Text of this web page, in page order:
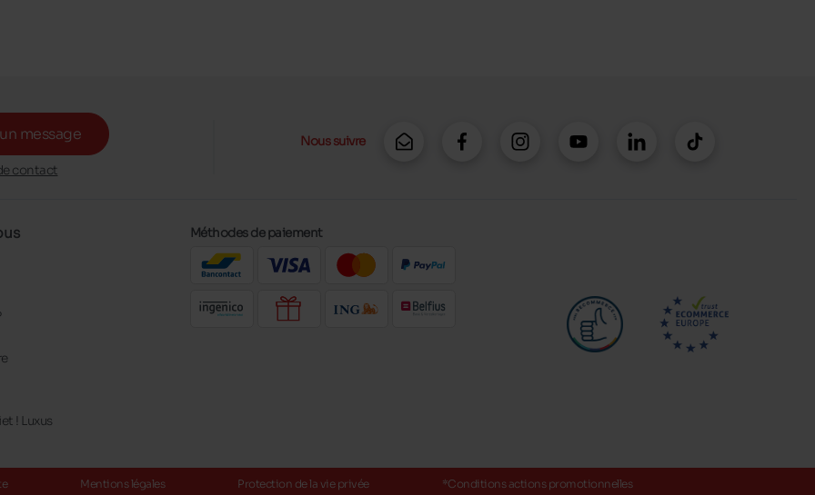
message
contact
Nous suivre
! Luxus
Méthodes de paiement
Mentions légales Protection de la vie privée *Conditions actions promotionnelles